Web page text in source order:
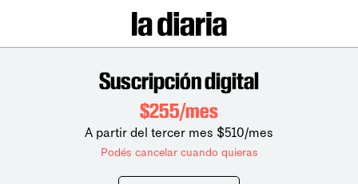
Suscripción digital
$255/mes
A partir del tercer mes $510/mes
Podés cancelar cuando quieras